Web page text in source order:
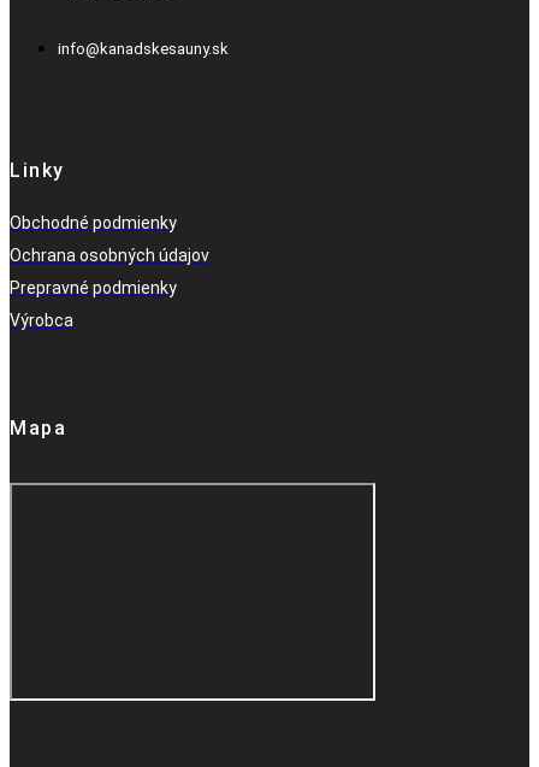
info@kanadskesauny.sk
Linky
Obchodné podmienky
Ochrana osobných údajov
Prepravné podmienky
Výrobca
Mapa